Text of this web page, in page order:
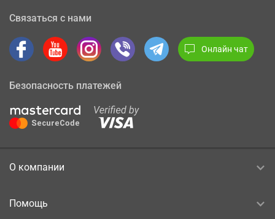
Связаться с нами
Онлайн чат
Безопасность платежей
О компании
Помощь